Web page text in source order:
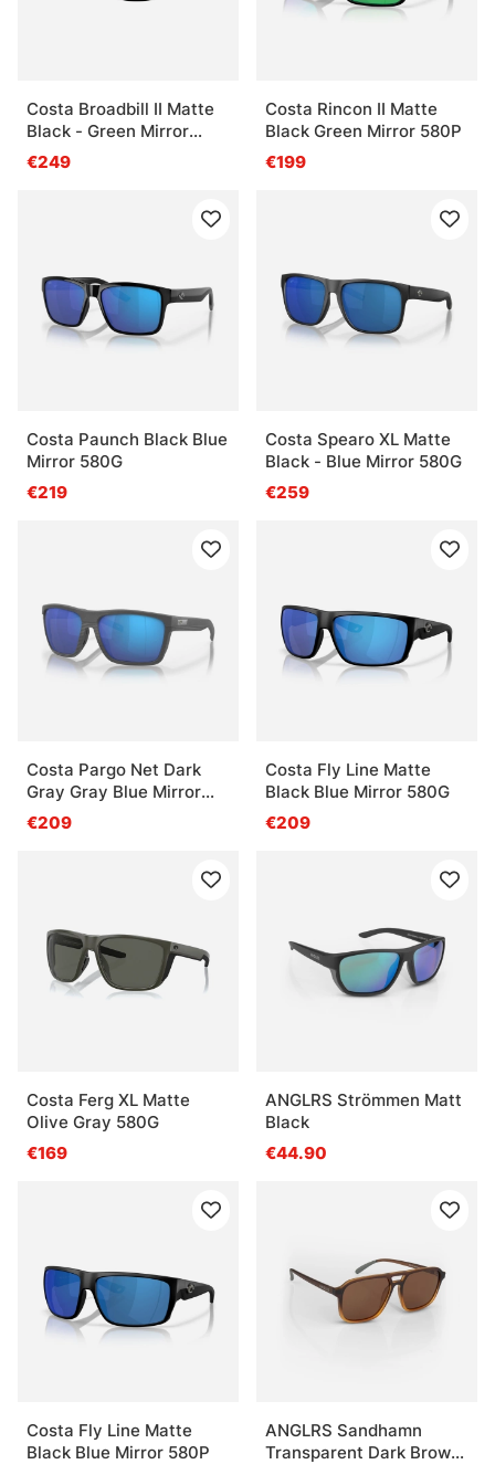
Costa Broadbill II Matte
Black - Green Mirror
580G
€249
Costa Rincon II Matte
Black Green Mirror 580P
€199
Costa Paunch Black Blue
Mirror 580G
€219
Costa Spearo XL Matte
Black - Blue Mirror 580G
€259
Costa Pargo Net Dark
Gray Gray Blue Mirror
580G
€209
Costa Fly Line Matte
Black Blue Mirror 580G
€209
Costa Ferg XL Matte
Olive Gray 580G
€169
ANGLRS Strömmen Matt
Black
€44.90
Costa Fly Line Matte
Black Blue Mirror 580P
ANGLRS Sandhamn
Transparent Dark Brown